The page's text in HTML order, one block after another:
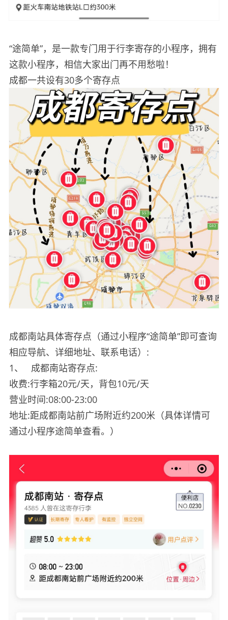
“途简单”，是一款专门用于行李寄存的小程序，拥有
这款小程序，相信大家出门再不用愁啦！
成都一共设有30多个寄存点
成都南站具体寄存点（通过小程序“途简单”即可查询
相应导航、详细地址、联系电话）:
1、 成都南站寄存点:
收费:行李箱20元/天，背包10元/天
营业时间:08:00-23:00
地址:距成都南站前广场附近约200米（具体详情可
通过小程序途简单查看。）